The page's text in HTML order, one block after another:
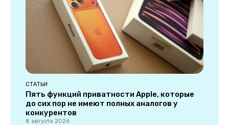
СТАТЬИ
Пять функций приватности Apple, которые
до сих пор не имеют полных аналогов у
конкурентов
8 августа 2026